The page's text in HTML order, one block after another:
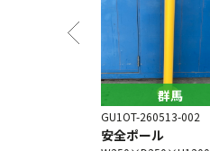
群馬
GU1OT-260513-002
安全ポール